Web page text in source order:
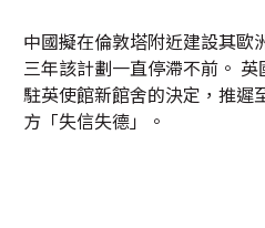
中國擬在倫敦塔附近建設其歐
三年該計劃一直停滯不前。
駐英使館新館舍的決定，推遲
方「失信失德」。